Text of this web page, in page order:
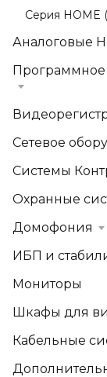
Серия HOME
Аналоговые
Сетевое
Системы
Охранные
Домофония
ИБП и
Мониторы
Шкафы для
Кабельные